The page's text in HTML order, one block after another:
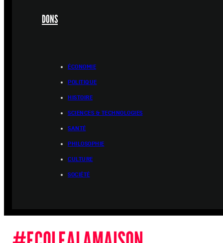
DONS
ÉCONOMIE
POLITIQUE
HISTOIRE
SCIENCES & TECHNOLOGIES
SANTÉ
PHILOSOPHIE
CULTURE
SOCIÉTÉ